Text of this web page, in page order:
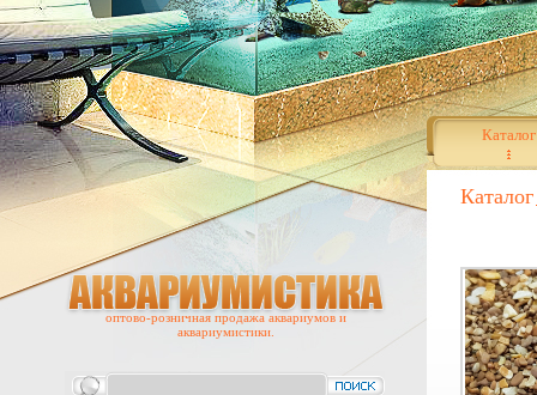
Каталог
Каталог
оптово-розничная продажа аквариумов и
аквариумистики.